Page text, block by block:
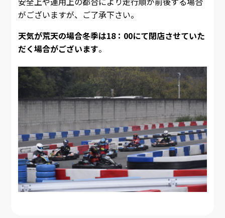
がございますが、ご了承下さい。
天気が荒天の場合冬季は18：00にて閉店させていた
だく場合がございます。